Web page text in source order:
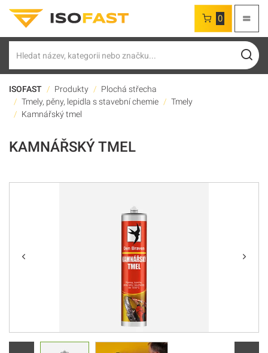
0
ISOFAST Produkty
Plochá střecha
Tmely, pěny, lepidla s stavební chemie
Tmely
Kamnářský tmel
KAMNÁŘSKÝ TMEL